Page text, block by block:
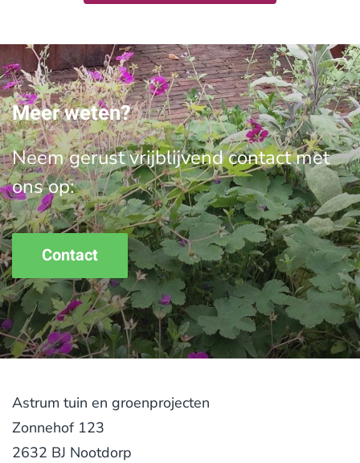
Meer weten?
Neem gerust vrijblijvend contact met
ons op:
Contact
Astrum tuin en groenprojecten
Zonnehof 123
2632 BJ Nootdorp